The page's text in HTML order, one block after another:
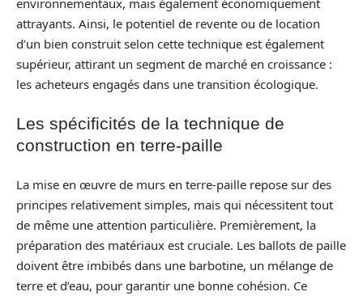
attrayants. Ainsi, le potentiel de revente ou de location
d’un bien construit selon cette technique est également
supérieur, attirant un segment de marché en croissance :
les acheteurs engagés dans une transition écologique.
Les spécificités de la technique de
construction en terre-paille
La mise en œuvre de murs en terre-paille repose sur des
principes relativement simples, mais qui nécessitent tout
de même une attention particulière. Premièrement, la
préparation des matériaux est cruciale. Les ballots de paille
doivent être imbibés dans une barbotine, un mélange de
terre et d’eau, pour garantir une bonne cohésion. Ce